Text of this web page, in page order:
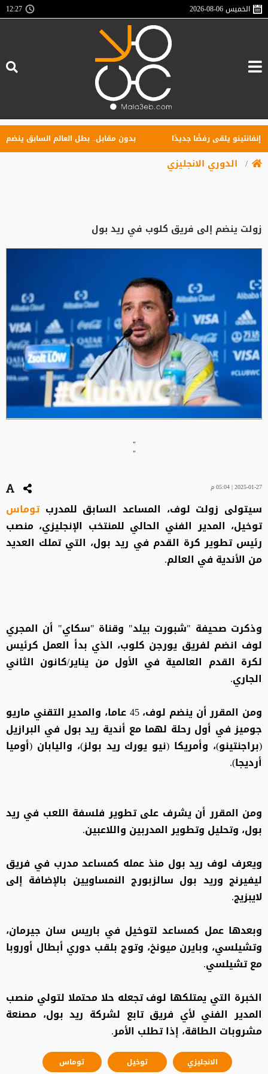
الخميس2026-08-06
12:27
يلقى رفضًا جديدًا بدون مقابل.. بطل العالم السابق ينضم إلى
الدوري الانجليزي
زولت ينضم إلى فريق كلوب في ريد بول
"
"
2025-01-27 | 05:04 م
سيتولى زولت لوف، المساعد السابق للمدرب توماس
توخيل، المدير الفني الحالي للمنتخب الإنجليزي، منصب
رئيس تطوير كرة القدم في ريد بول، التي تملك العديد
من الأندية في العالم.
وذكرت صحيفة "شبورت بيلد" وقناة "سكاي" أن المجري
لوف انضم لفريق يورجن كلوب، الذي بدأ العمل كرئيس
لكرة القدم العالمية في الأول من يناير/كانون الثاني
الجاري.
ومن المقرر أن ينضم لوف، 45 عاما، والمدير التقني ماريو
جوميز في أول رحلة لهما مع أندية ريد بول في البرازيل
(براجنتينو)، وأمريكا (نيو يورك ريد بولز)، واليابان (أوميا
أرديجا).
ومن المقرر أن يشرف على تطوير فلسفة اللعب في ريد
بول، وتحليل وتطوير المدربين واللاعبين.
ويعرف لوف ريد بول منذ عمله كمساعد مدرب في فريق
ليفيرنج وريد بول سالزبورج النمساويين بالإضافة إلى
لايبزيج.
وبعدها عمل كمساعد لتوخيل في باريس سان جيرمان،
وتشيلسي، وبايرن ميونخ، وتوج بلقب دوري أبطال أوروبا
مع تشيلسي.
الخبرة التي يمتلكها لوف تجعله حلا محتملا لتولي منصب
المدير الفني لأي فريق تابع لشركة ريد بول، مصنعة
مشروبات الطاقة، إذا تطلب الأمر.
الانجليزي توخيل
توماس